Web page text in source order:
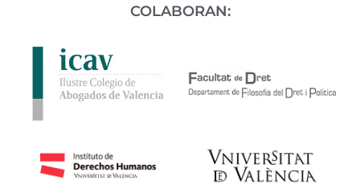
COLABORAN: